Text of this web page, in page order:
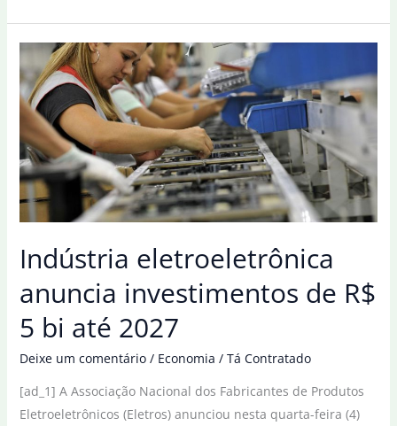
indústria
eletroeletrônica
é
retração
neste
semestre
Indústria eletroeletrônica
anuncia investimentos de R$
5 bi até 2027
Deixe um comentário / Economia / Tá Contratado
[ad_1] A Associação Nacional dos Fabricantes de Produtos
Eletroeletrônicos (Eletros) anunciou nesta quarta-feira (4)